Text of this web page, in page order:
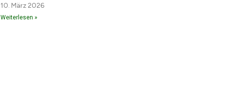
10. März 2026
Weiterlesen »